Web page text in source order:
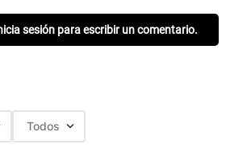
sesión para escribir un comentario.
Todos